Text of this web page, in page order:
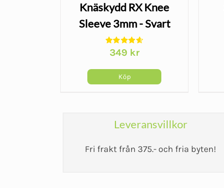
Knäskydd RX Knee
Sleeve 3mm - Svart
349 kr
Köp
Leveransvillkor
Fri frakt från 375.- och fria byten!